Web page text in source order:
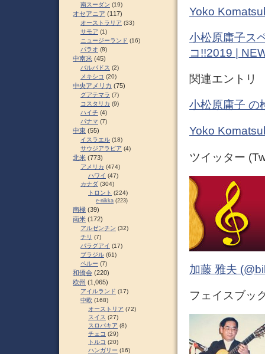
Yoko
小松原庸子ス
コ!!2019 |
関連エントリ
小松原庸子 の
Yoko
ツイッター
加藤 雅夫
フェイスブッ
南スーダン (19)
オセアニア (117)
オーストラリア (33)
サモア (1)
ニュージーランド (16)
パラオ (8)
中南米 (45)
バルバドス (2)
メキシコ (20)
中央アメリカ (75)
グアテマラ (7)
コスタリカ (9)
ハイチ (4)
パナマ (7)
中東 (55)
イスラエル (18)
サウジアラビア (4)
北米 (773)
アメリカ (474)
ハワイ (47)
カナダ (304)
トロント (224)
e-nikka (223)
南極 (39)
南米 (172)
アルゼンチン (32)
チリ (7)
パラグアイ (17)
ブラジル (61)
ペルー (7)
和僑会 (220)
欧州 (1,065)
アイルランド (17)
中欧 (168)
オーストリア (72)
スイス (27)
スロパキア (8)
チェコ (29)
トルコ (20)
ハンガリー (16)